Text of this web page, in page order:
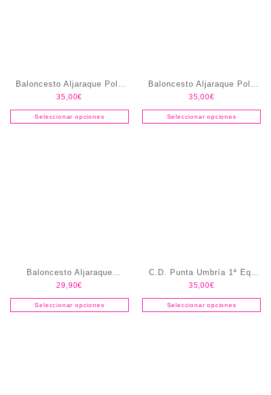
Baloncesto Aljaraque Polo
Amarillo
35,00€
Seleccionar opciones
Baloncesto Aljaraque Polo
Azul
35,00€
Seleccionar opciones
Baloncesto Aljaraque
Reversible
29,90€
Seleccionar opciones
C.D. Punta Umbría 1ª Eq.
(Pack) Jugador
35,00€
Seleccionar opciones